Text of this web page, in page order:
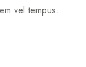
vel tempus.